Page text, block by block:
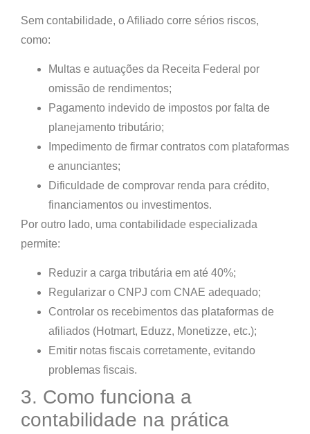
Sem contabilidade, o Afiliado corre sérios riscos,
como:
Multas e autuações da Receita Federal por
omissão de rendimentos;
Pagamento indevido de impostos por falta de
planejamento tributário;
Impedimento de firmar contratos com plataformas
e anunciantes;
Dificuldade de comprovar renda para crédito,
financiamentos ou investimentos.
Por outro lado, uma contabilidade especializada
permite:
Reduzir a carga tributária em até 40%;
Regularizar o CNPJ com CNAE adequado;
Controlar os recebimentos das plataformas de
afiliados (Hotmart, Eduzz, Monetizze, etc.);
Emitir notas fiscais corretamente, evitando
problemas fiscais.
3. Como funciona a
contabilidade na prática